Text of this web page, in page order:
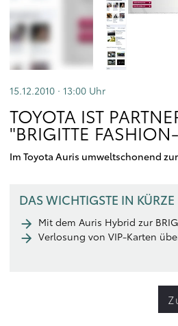
15.12.2010 · 13:00 Uhr
TOYOTA IST
"BRIGITTE
Im Toyota Auris umweltschonend
DAS WICHTIGSTE IN KÜRZE
Mit dem Auris Hybrid zur
Verlosung von VIP-Karten